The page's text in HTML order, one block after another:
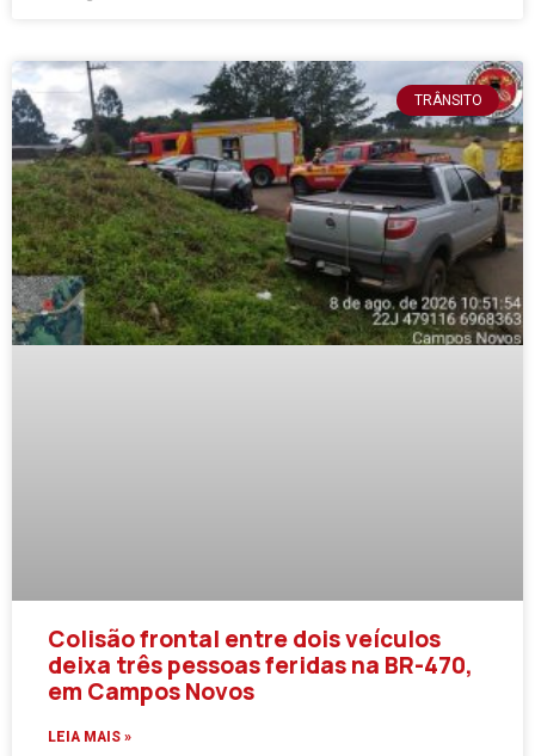
TRÂNSITO
Colisão frontal entre dois veículos
deixa três pessoas feridas na BR-470,
em Campos Novos
LEIA MAIS »